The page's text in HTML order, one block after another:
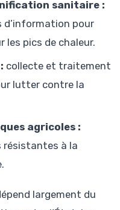
sanitaire :
d’information pour
les pics de chaleur.
collecte et traitement
lutter contre la
agricoles :
résistantes à la
largement du